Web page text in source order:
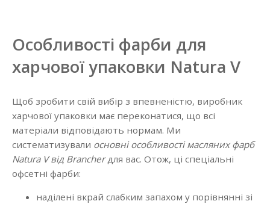
Особливості фарби для
харчової упаковки Natura V
Щоб зробити свій вибір з впевненістю, виробник
харчової упаковки має переконатися, що всі
матеріали відповідають нормам. Ми
систематизували основні особливості масляних фарб
Natura V від Brancherдля вас. Отож, ці спеціальні
офсетні фарби:
наділені вкрай слабким запахом у порівнянні зі